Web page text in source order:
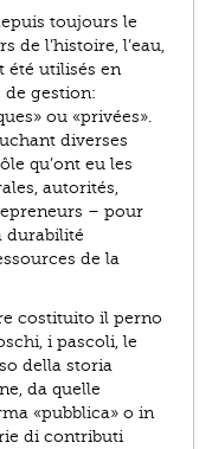
toujours le
de l’histoire, l’eau,
été utilisés en
gestion:
ou «privées».
diverses
qu’ont eu les
autorités,
– pour
durabilité
de la
costituito il perno
i pascoli, le
della storia
da quelle
«pubblica» o in
di contributi